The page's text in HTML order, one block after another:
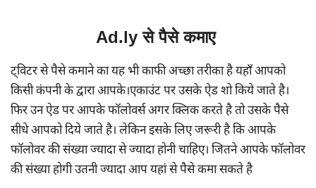
Ad.ly से पैसे कमाए
ट्विटर से पैसे कमाने का यह भी काफी अच्छा तरीका है यहाँ आपको
किसी कंपनी के द्वारा आपके।एकाउंट पर उसके ऐड शो किये जाते है।
फिर उन ऐड पर आपके फॉलोवर्स अगर क्लिक करते है तो उसके पैसे
सीधे आपको दिये जाते है। लेकिन इसके लिए जरूरी है कि आपके
फॉलोवर की संख्या ज्यादा से ज्यादा होनी चाहिए। जितने आपके फॉलोवर
की संख्या होगी उतनी ज्यादा आप यहां से पैसे कमा सकते है